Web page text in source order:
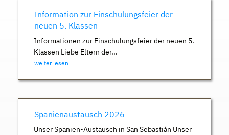
Information zur Einschulungsfeier der
neuen 5. Klassen
Informationen zur Einschulungsfeier der neuen 5.
Klassen Liebe Eltern der...
weiter lesen
Spanienaustausch 2026
Unser Spanien-Austausch in San Sebastián Unser